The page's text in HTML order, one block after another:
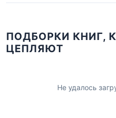
ПОДБОРКИ КНИГ,
ЦЕПЛЯЮТ
Не удалось